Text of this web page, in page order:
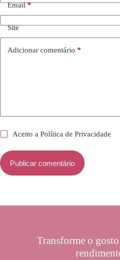
Email*
Site
Adicionar comentário *
Aceito aPolítica de Privacidade
Publicar comentário
Transforme o